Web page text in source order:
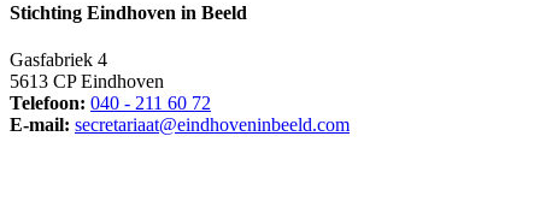
Stichting Eindhoven in Beeld
Gasfabriek 4
5613 CP Eindhoven
Telefoon: 040 - 211 60 72
E-mail: secretariaat@eindhoveninbeeld.com